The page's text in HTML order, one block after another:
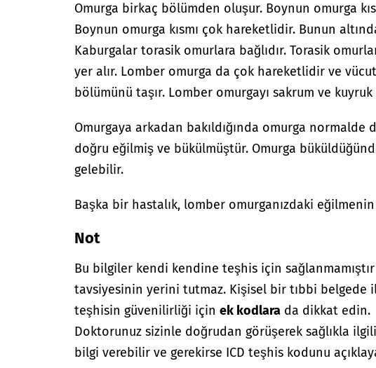
Omurga birkaç bölümden oluşur. Boynun omurga
Boynun omurga kısmı çok hareketlidir. Bunun
Kaburgalar torasik omurlara bağlıdır. Torasik
yer alır. Lomber omurga da çok hareketlidir ve
bölümünü taşır. Lomber omurgayı sakrum ve
Omurgaya arkadan bakıldığında omurga normalde
doğru eğilmiş ve bükülmüştür. Omurga
gelebilir.
Başka bir hastalık, lomber omurganızdaki
Not
Bu bilgiler kendi kendine teşhis için
tavsiyesinin yerini tutmaz. Kişisel bir tıbbi belgede
teşhisin güvenilirliği içinek kodlara da dikkat edin.
Doktorunuz sizinle doğrudan görüşerek sağlıkla
bilgi verebilir ve gerekirse ICD teşhis kodunu